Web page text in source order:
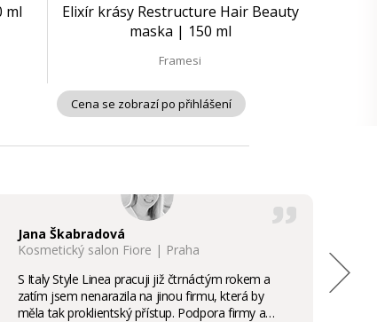
ml
Elixír krásy Restructure Hair Beauty
maska | 150 ml
Framesi
Cena se zobrazí po přihlášení
Jana Škabradová
Kosmetický salon Fiore | Praha
S Italy Style Linea pracuji již čtrnáctým rokem a
zatím jsem nenarazila na jinou firmu, která by
měla tak proklientský přístup. Podpora firmy a